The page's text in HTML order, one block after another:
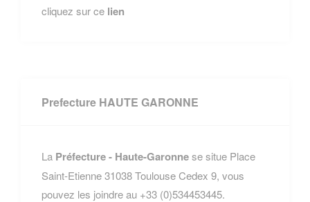
cliquez sur ce lien
Prefecture HAUTE GARONNE
La Préfecture - Haute-Garonnese situe Place
Saint-Etienne 31038 Toulouse Cedex 9, vous
pouvez les joindre au +33 (0)534453445.